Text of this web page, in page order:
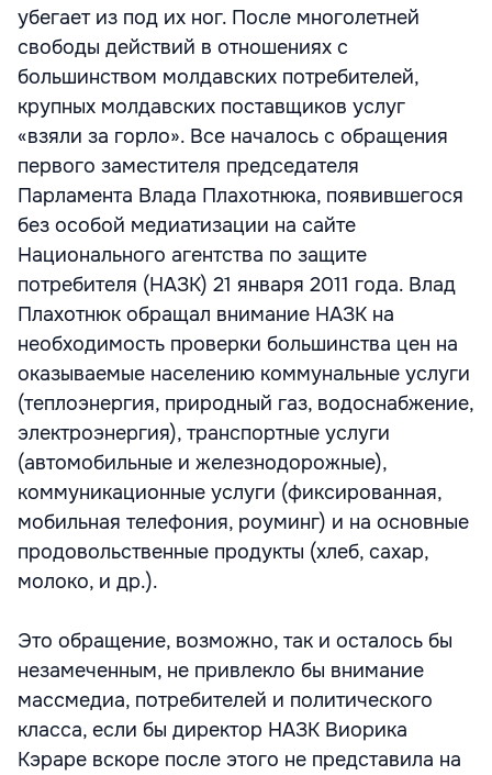
убегает из под их ног. После многолетней
свободы действий в отношениях с
большинством молдавских потребителей,
крупных молдавских поставщиков услуг
«взяли за горло». Все началось с обращения
первого заместителя председателя
Парламента Влада Плахотнюка, появившегося
без особой медиатизации на сайте
Национального агентства по защите
потребителя (НАЗК) 21 января 2011 года. Влад
Плахотнюк обращал внимание НАЗК на
необходимость проверки большинства цен на
оказываемые населению коммунальные услуги
(теплоэнергия, природный газ, водоснабжение,
электроэнергия), транспортные услуги
(автомобильные и железнодорожные),
коммуникационные услуги (фиксированная,
мобильная телефония, роуминг) и на основные
продовольственные продукты (хлеб, сахар,
молоко, и др.).
Это обращение, возможно, так и осталось бы
незамеченным, не привлекло бы внимание
массмедиа, потребителей и политического
класса, если бы директор НАЗК Виорика
Кэраре вскоре после этого не представила на